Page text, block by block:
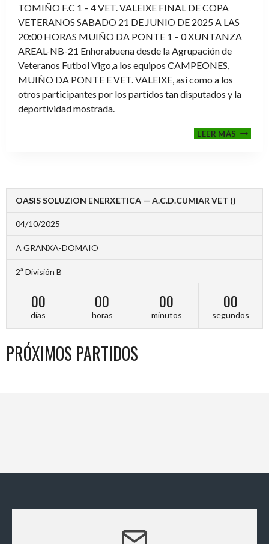
TOMIÑO F.C 1 – 4 VET. VALEIXE FINAL DE COPA
VETERANOS SABADO 21 DE JUNIO DE 2025 A LAS
20:00 HORAS MUIÑO DA PONTE 1 – 0 XUNTANZA
AREAL-NB-21 Enhorabuena desde la Agrupación de
Veteranos Futbol Vigo,a los equipos CAMPEONES,
MUIÑO DA PONTE E VET. VALEIXE, así como a los
otros participantes por los partidos tan disputados y la
deportividad mostrada.
LEER MÁS
2024-
OASIS SOLUZION ENERXETICA — A.C.D.CUMIAR VET ()
04/10/2025
A GRANXA-DOMAIO
2ª División B
00
días
00
horas
00
minutos
00
segundos
PRÓXIMOS PARTIDOS